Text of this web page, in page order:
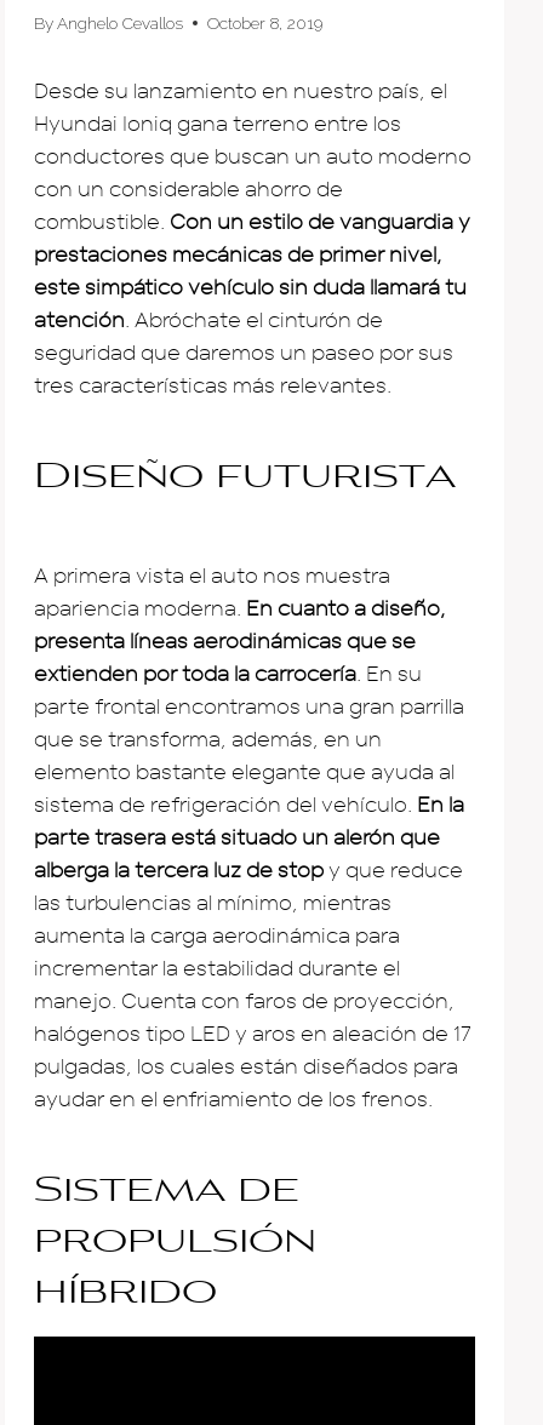
ByAnghelo Cevallos October 8, 2019
Desde su lanzamiento en nuestro país, el
Hyundai Ioniq gana terreno entre los
conductores que buscan un auto moderno
con un considerable ahorro de
combustible. Con un estilo de vanguardia y
prestaciones mecánicas de primer nivel,
este simpático vehículo sin duda llamará tu
atención . Abróchate el cinturón de
seguridad que daremos un paseo por sus
tres características más relevantes.
Diseño futurista
A primera vista el auto nos muestra
apariencia moderna. En cuanto a diseño,
presenta líneas aerodinámicas que se
extienden por toda la carrocería . En su
parte frontal encontramos una gran parrilla
que se transforma, además, en un
elemento bastante elegante que ayuda al
sistema de refrigeración del vehículo. En la
parte trasera está situado un alerón que
alberga la tercera luz de stop y que reduce
las turbulencias al mínimo, mientras
aumenta la carga aerodinámica para
incrementar la estabilidad durante el
manejo. Cuenta con faros de proyección,
halógenos tipo LED y aros en aleación de 17
pulgadas, los cuales están diseñados para
ayudar en el enfriamiento de los frenos.
Sistema de
propulsión
híbrido